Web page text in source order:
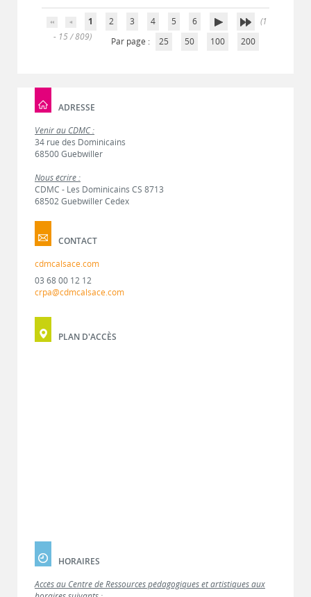
1 2 3 4 5 6
(1
- 15 / 809)
Par page : 25 50 100 200
ADRESSE
Venir au CDMC :
34 rue des Dominicains
68500 Guebwiller
Nous écrire :
CDMC - Les Dominicains CS 8713
68502 Guebwiller Cedex
CONTACT
cdmcalsace.com
03 68 00 12 12
crpa@cdmcalsace.com
PLAN D'ACCÈS
HORAIRES
Accès au Centre de Ressources pédagogiques et artistiques aux